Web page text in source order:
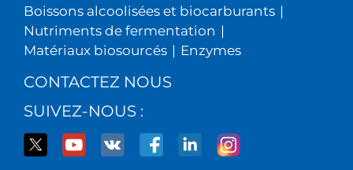
Boissons alcoolisées et biocarburants |
Nutriments de fermentation |
Matériaux biosourcés | Enzymes
CONTACTEZ NOUS
SUIVEZ-NOUS :